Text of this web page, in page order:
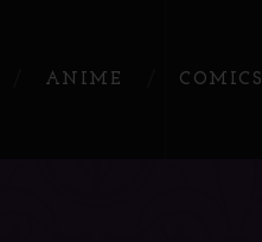
ANIME COMICS